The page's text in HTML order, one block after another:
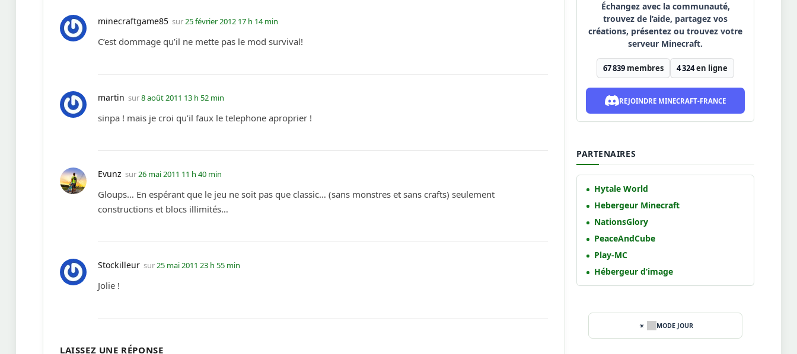
minecraftgame85 sur25 février 2012 17 h 14 min
C’est dommage qu’il ne mette pas le mod survival!
martin sur8 août 2011 13 h 52 min
sinpa ! mais je croi qu’il faux le telephone aproprier !
Evunz sur26 mai 2011 11 h 40 min
Gloups… En espérant que le jeu ne soit pas que classic… (sans monstres et sans crafts) seulement
constructions et blocs illimités…
Stockilleur sur25 mai 2011 23 h 55 min
Jolie !
LAISSEZ UNE RÉPONSE
Échangez avec la communauté,
trouvez de l’aide, partagez vos
créations, présentez ou trouvez votre
serveur Minecraft.
67 839 membres 4 324en ligne
REJOINDRE MINECRAFT-FRANCE
PARTENAIRES
Hytale World
Hebergeur Minecraft
NationsGlory
PeaceAndCube
Play-MC
Hébergeur d’image
MODE JOUR